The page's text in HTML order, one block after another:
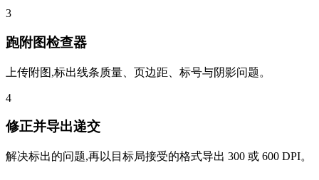
3
跑附图检查器
上传附图,标出线条质量、页边距、标号与阴影问题。
4
修正并导出递交
解决标出的问题,再以目标局接受的格式导出 300 或 600 DPI。